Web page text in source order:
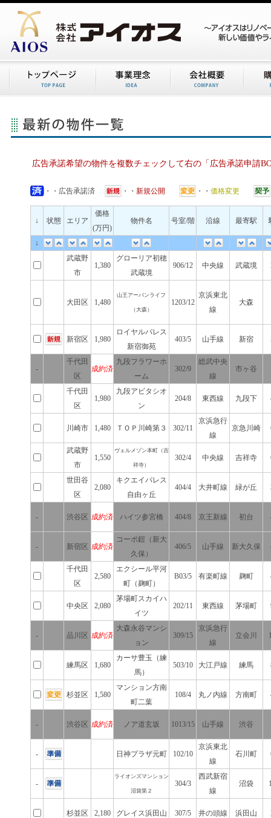
広告承諾希望の物件を複数チェックして右の「広告承諾申請
・・広告承諾済 ・・ 新規公開 ・・ 価格変更
↓ 状態 エリア
価格
(万円)
物件名 号室/階 沿線 最寄駅
↓
武蔵野
市
1,380
グローリア初穂
武蔵境
906/12 中央線 武蔵境
大田区 1,480
山王アーバンライフ
（大森）
1203/12
京浜東北
線
大森
新宿区 1,980
ロイヤルパレス
新宿御苑
403/5 山手線 新宿
-
千代田
区
成約済
九段フラワーホ
ーム
302/9
総武中央
線
市ヶ谷
千代田
区
1,980
九段アビタシオ
ン
204/8 東西線 九段下
川崎市 1,480 ＴＯＰ川崎第３ 302/11
京浜急行
線
京急川崎
武蔵野
市
1,550
ヴェルメゾン本町（吉
祥寺）
302/4 中央線 吉祥寺
世田谷
区
2,080
キクエイパレス
自由ヶ丘
404/4 大井町線 緑が丘
- 渋谷区 成約済 ハイツ参宮橋 404/8 京王新線 初台
- 新宿区 成約済
コーポ鎧（新大
久保）
406/5 山手線 新大久保
千代田
区
2,580
エクシール平河
町（麹町）
B03/5 有楽町線 麹町
中央区 2,080
茅場町スカイハ
イツ
202/11 東西線 茅場町
- 品川区 成約済
大森永谷マンシ
ョン
309/15
京浜急行
線
立会川
練馬区 1,680
カーサ豊玉（練
馬）
503/10 大江戸線 練馬
杉並区 1,580
マンション方南
町二葉
108/4 丸ノ内線 方南町
- 渋谷区 成約済 ノア道玄坂 1013/15 山手線 渋谷
- 日神プラザ元町 102/10
京浜東北
線
石川町
-
ライオンズマンション
沼袋第２
304/3
西武新宿
線
沼袋
杉並区 2,180 グレイス浜田山 307/5 井の頭線 浜田山